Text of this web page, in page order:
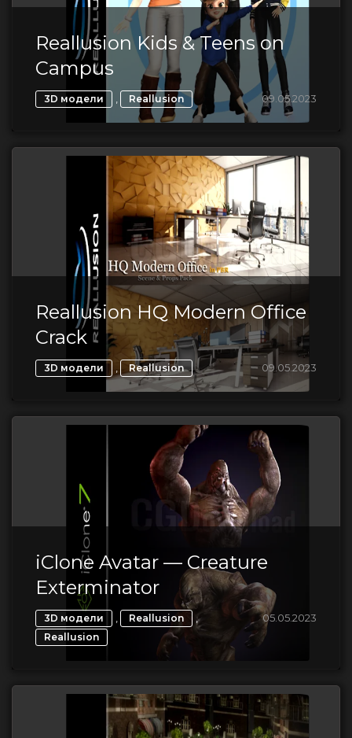
Reallusion Kids & Teens on
Campus
3D модели , Reallusion 09.05.2023
Reallusion HQ Modern Office
Crack
3D модели , Reallusion 09.05.2023
iClone Avatar — Creature
Exterminator
3D модели , Reallusion ,
Reallusion
05.05.2023